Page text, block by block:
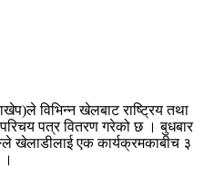
विभिन्न खेलबाट राष्ट्रिय तथा
पत्र वितरण गरेको छ । बुधबार
खेलाडीलाई एक कार्यक्रमकाबीच ३